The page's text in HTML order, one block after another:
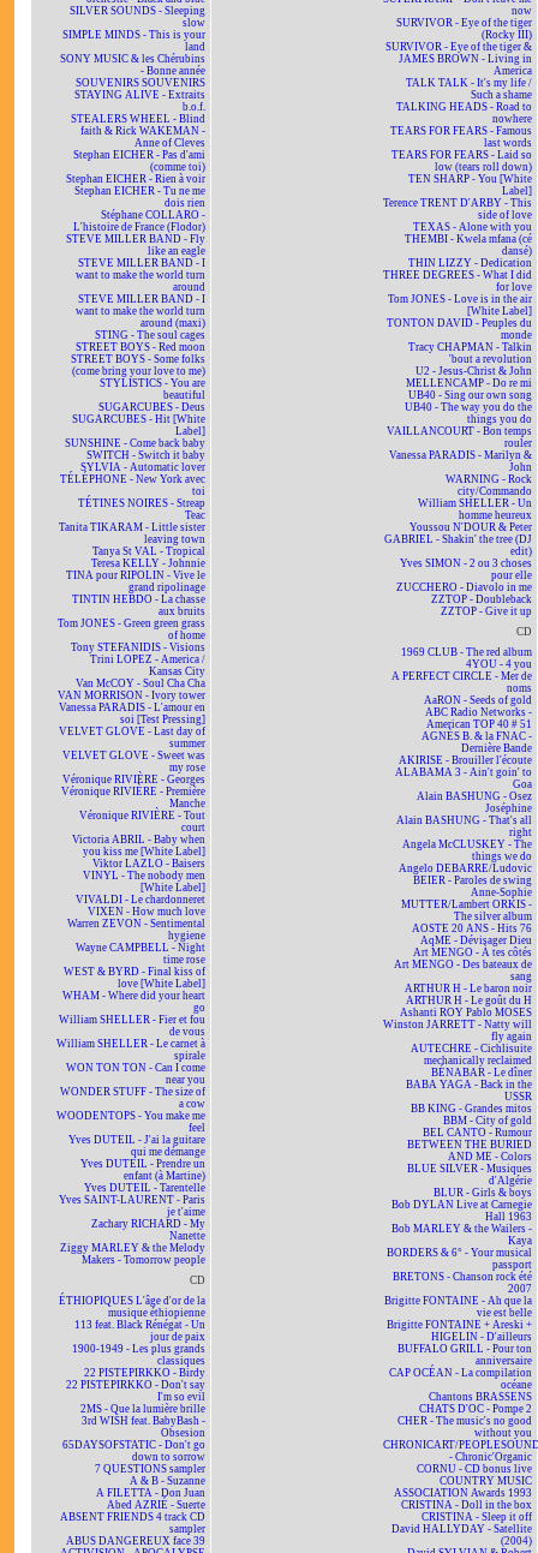
SILVER SOUNDS - Sleeping
slow
SIMPLE MINDS - This is your
land
SONY MUSIC & les Chérubins
- Bonne année
SOUVENIRS SOUVENIRS
STAYING ALIVE - Extraits
b.o.f.
STEALERS WHEEL - Blind
faith & Rick WAKEMAN -
Anne of Cleves
Stephan EICHER - Pas d'ami
(comme toi)
Stephan EICHER - Rien à voir
Stephan EICHER - Tu ne me
dois rien
Stéphane COLLARO -
L'histoire de France (Flodor)
STEVE MILLER BAND - Fly
like an eagle
STEVE MILLER BAND - I
want to make the world turn
around
STEVE MILLER BAND - I
want to make the world turn
around (maxi)
STING - The soul cages
STREET BOYS - Red moon
STREET BOYS - Some folks
(come bring your love to me)
STYLISTICS - You are
beautiful
SUGARCUBES - Deus
SUGARCUBES - Hit [White
Label]
SUNSHINE - Come back baby
SWITCH - Switch it baby
SYLVIA - Automatic lover
TÉLÉPHONE - New York avec
toi
TÉTINES NOIRES - Streap
Teac
Tanita TIKARAM - Little sister
leaving town
Tanya St VAL - Tropical
Teresa KELLY - Johnnie
TINA pour RIPOLIN - Vive le
grand ripolinage
TINTIN HEBDO - La chasse
aux bruits
Tom JONES - Green green grass
of home
Tony STEFANIDIS - Visions
Trini LOPEZ - America /
Kansas City
Van McCOY - Soul Cha Cha
VAN MORRISON - Ivory tower
Vanessa PARADIS - L'amour en
soi [Test Pressing]
VELVET GLOVE - Last day of
summer
VELVET GLOVE - Sweet was
my rose
Véronique RIVIÈRE - Georges
Véronique RIVIÈRE - Première
Manche
Véronique RIVIÈRE - Tout
court
Victoria ABRIL - Baby when
you kiss me [White Label]
Viktor LAZLO - Baisers
VINYL - The nobody men
[White Label]
VIVALDI - Le chardonneret
VIXEN - How much love
Warren ZEVON - Sentimental
hygiene
Wayne CAMPBELL - Night
time rose
WEST & BYRD - Final kiss of
love [White Label]
WHAM - Where did your heart
go
William SHELLER - Fier et fou
de vous
William SHELLER - Le carnet à
spirale
WON TON TON - Can I come
near you
WONDER STUFF - The size of
a cow
WOODENTOPS - You make me
feel
Yves DUTEIL - J'ai la guitare
qui me démange
Yves DUTEIL - Prendre un
enfant (à Martine)
Yves DUTEIL - Tarentelle
Yves SAINT-LAURENT - Paris
je t'aime
Zachary RICHARD - My
Nanette
Ziggy MARLEY & the Melody
Makers - Tomorrow people
CD
ÉTHIOPIQUES L'âge d'or de la
musique éthiopienne
113 feat. Black Rénégat - Un
jour de paix
1900-1949 - Les plus grands
classiques
22 PISTEPIRKKO - Birdy
22 PISTEPIRKKO - Don't say
I'm so evil
2MS - Que la lumière brille
3rd WISH feat. BabyBash -
Obsesion
65DAYSOFSTATIC - Don't go
down to sorrow
7 QUESTIONS sampler
A & B - Suzanne
A FILETTA - Don Juan
Abed AZRIÉ - Suerte
ABSENT FRIENDS 4 track CD
sampler
ABUS DANGEREUX face 39
now
SURVIVOR - Eye of the tiger
(Rocky III)
SURVIVOR - Eye of the tiger &
JAMES BROWN - Living in
America
TALK TALK - It's my life /
Such a shame
TALKING HEADS - Road to
nowhere
TEARS FOR FEARS - Famous
last words
TEARS FOR FEARS - Laid so
low (tears roll down)
TEN SHARP - You [White
Label]
Terence TRENT D'ARBY - This
side of love
TEXAS - Alone with you
THEMBI - Kwela mfana (cé
dansé)
THIN LIZZY - Dedication
THREE DEGREES - What I did
for love
Tom JONES - Love is in the air
[White Label]
TONTON DAVID - Peuples du
monde
Tracy CHAPMAN - Talkin
'bout a revolution
U2 - Jesus-Christ & John
MELLENCAMP - Do re mi
UB40 - Sing our own song
UB40 - The way you do the
things you do
VAILLANCOURT - Bon temps
rouler
Vanessa PARADIS - Marilyn &
John
WARNING - Rock
city/Commando
William SHELLER - Un
homme heureux
Youssou N'DOUR & Peter
GABRIEL - Shakin' the tree (DJ
edit)
Yves SIMON - 2 ou 3 choses
pour elle
ZUCCHERO - Diavolo in me
ZZTOP - Doubleback
ZZTOP - Give it up
CD
1969 CLUB - The red album
4YOU - 4 you
A PERFECT CIRCLE - Mer de
noms
AaRON - Seeds of gold
ABC Radio Networks -
American TOP 40 # 51
AGNÈS B. & la FNAC -
Dernière Bande
AKIRISE - Brouiller l'écoute
ALABAMA 3 - Ain't goin' to
Goa
Alain BASHUNG - Osez
Joséphine
Alain BASHUNG - That's all
right
Angela McCLUSKEY - The
things we do
Angelo DEBARRE/Ludovic
BEIER - Paroles de swing
Anne-Sophie
MUTTER/Lambert ORKIS -
The silver album
AOSTE 20 ANS - Hits 76
AqME - Dévisager Dieu
Art MENGO - À tes côtés
Art MENGO - Des bateaux de
sang
ARTHUR H - Le baron noir
ARTHUR H - Le goût du H
Ashanti ROY Pablo MOSES
Winston JARRETT - Natty will
fly again
AUTECHRE - Cichlisuite
mechanically reclaimed
BÉNABAR - Le dîner
BABA YAGA - Back in the
USSR
BB KING - Grandes mitos
BBM - City of gold
BEL CANTO - Rumour
BETWEEN THE BURIED
AND ME - Colors
BLUE SILVER - Musiques
d'Algérie
BLUR - Girls & boys
Bob DYLAN Live at Carnegie
Hall 1963
Bob MARLEY & the Wailers -
Kaya
BORDERS & 6° - Your musical
passport
BRETONS - Chanson rock été
2007
Brigitte FONTAINE - Ah que la
vie est belle
Brigitte FONTAINE + Areski +
HIGELIN - D'ailleurs
BUFFALO GRILL - Pour ton
anniversaire
CAP OCÉAN - La compilation
océane
Chantons BRASSENS
CHATS D'OC - Pompe 2
CHER - The music's no good
without you
CHRONICART/
- Chronic'Organic
CORNU - CD bonus live
COUNTRY MUSIC
ASSOCIATION Awards 1993
CRISTINA - Doll in the box
CRISTINA - Sleep it off
David HALLYDAY - Satellite
(2004)